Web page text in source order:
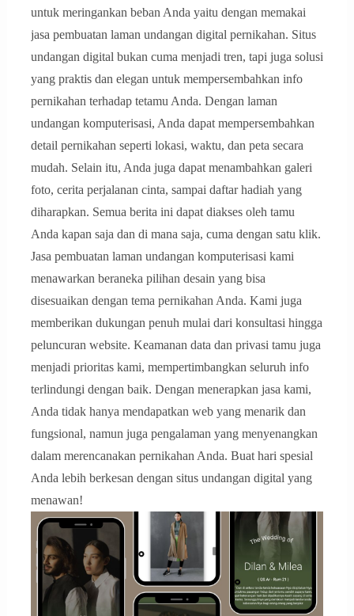
untuk meringankan beban Anda yaitu dengan memakai
jasa pembuatan laman undangan digital pernikahan. Situs
undangan digital bukan cuma menjadi tren, tapi juga solusi
yang praktis dan elegan untuk mempersembahkan info
pernikahan terhadap tetamu Anda. Dengan laman
undangan komputerisasi, Anda dapat mempersembahkan
detail pernikahan seperti lokasi, waktu, dan peta secara
mudah. Selain itu, Anda juga dapat menambahkan galeri
foto, cerita perjalanan cinta, sampai daftar hadiah yang
diharapkan. Semua berita ini dapat diakses oleh tamu
Anda kapan saja dan di mana saja, cuma dengan satu klik.
Jasa pembuatan laman undangan komputerisasi kami
menawarkan beraneka pilihan desain yang bisa
disesuaikan dengan tema pernikahan Anda. Kami juga
memberikan dukungan penuh mulai dari konsultasi hingga
peluncuran website. Keamanan data dan privasi tamu juga
menjadi prioritas kami, mempertimbangkan seluruh info
terlindungi dengan baik. Dengan menerapkan jasa kami,
Anda tidak hanya mendapatkan web yang menarik dan
fungsional, namun juga pengalaman yang menyenangkan
dalam merencanakan pernikahan Anda. Buat hari spesial
Anda lebih berkesan dengan situs undangan digital yang
menawan!